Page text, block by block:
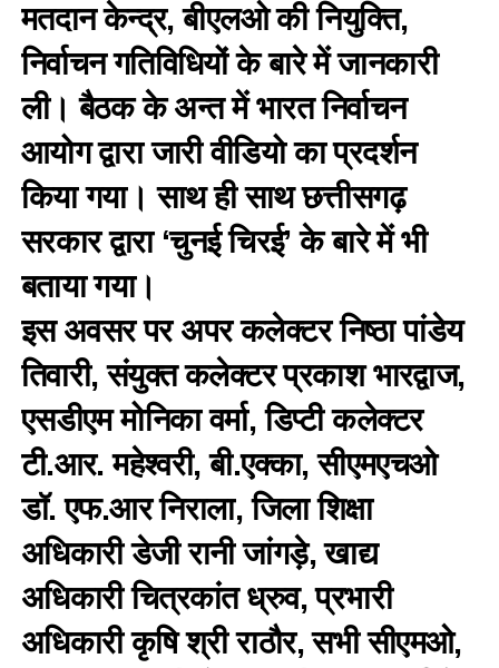
मतदान केन्द्र, बीएलओ की नियुक्ति,
निर्वाचन गतिविधियों के बारे में जानकारी
ली। बैठक के अन्त में भारत निर्वाचन
आयोग द्वारा जारी वीडियो का प्रदर्शन
किया गया। साथ ही साथ छत्तीसगढ़
सरकार द्वारा ‘चुनई चिरई’ के बारे में भी
बताया गया।
इस अवसर पर अपर कलेक्टर निष्ठा पांडेय
तिवारी, संयुक्त कलेक्टर प्रकाश भारद्वाज,
एसडीएम मोनिका वर्मा, डिप्टी कलेक्टर
टी.आर. महेश्वरी, बी.एक्का, सीएमएचओ
डॉ. एफ.आर निराला, जिला शिक्षा
अधिकारी डेजी रानी जांगड़े, खाद्य
अधिकारी चित्रकांत ध्रुव, प्रभारी
अधिकारी कृषि श्री राठौर, सभी सीएमओ,